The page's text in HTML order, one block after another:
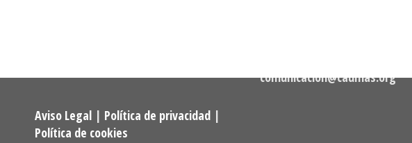
comunicacion@caumas.org
Aviso Legal | Política de privacidad |
Política de cookies